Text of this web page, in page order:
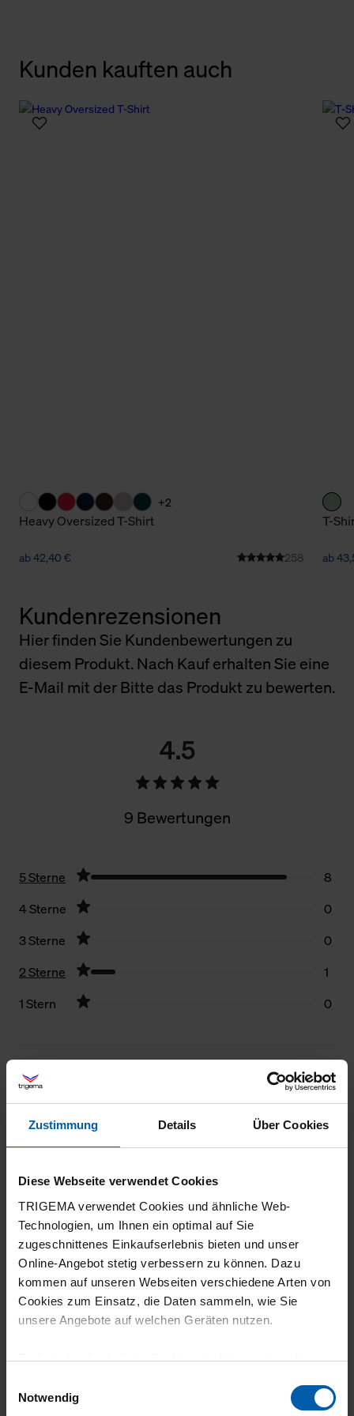
Zustimmung Details Über Cookies
Diese Webseite verwendet Cookies
TRIGEMA verwendet Cookies und ähnliche Web-
Technologien, um Ihnen ein optimal auf Sie
zugeschnittenes Einkaufserlebnis bieten und unser
Online-Angebot stetig verbessern zu können. Dazu
kommen auf unseren Webseiten verschiedene Arten von
Cookies zum Einsatz, die Daten sammeln, wie Sie
unsere Angebote auf welchen Geräten nutzen.
Technisch erforderliche Cookies sind eine notwendige
grundlegende Funktionen wie etwa zur Auswahl und
Notwendig
Kunden kauften auch
+2
Heavy Oversized T-Shirt
ab 42,40 € 258
T-
ab
Kundenrezensionen
Hier finden Sie Kundenbewertungen zu
diesem Produkt. Nach Kauf erhalten Sie eine
E-Mail mit der Bitte das Produkt zu bewerten.
4.5
9 Bewertungen
5 Sterne
8
4 Sterne
0
3 Sterne
0
2 Sterne
1
1 Stern
0
30.07.2026
5
5
TOP!